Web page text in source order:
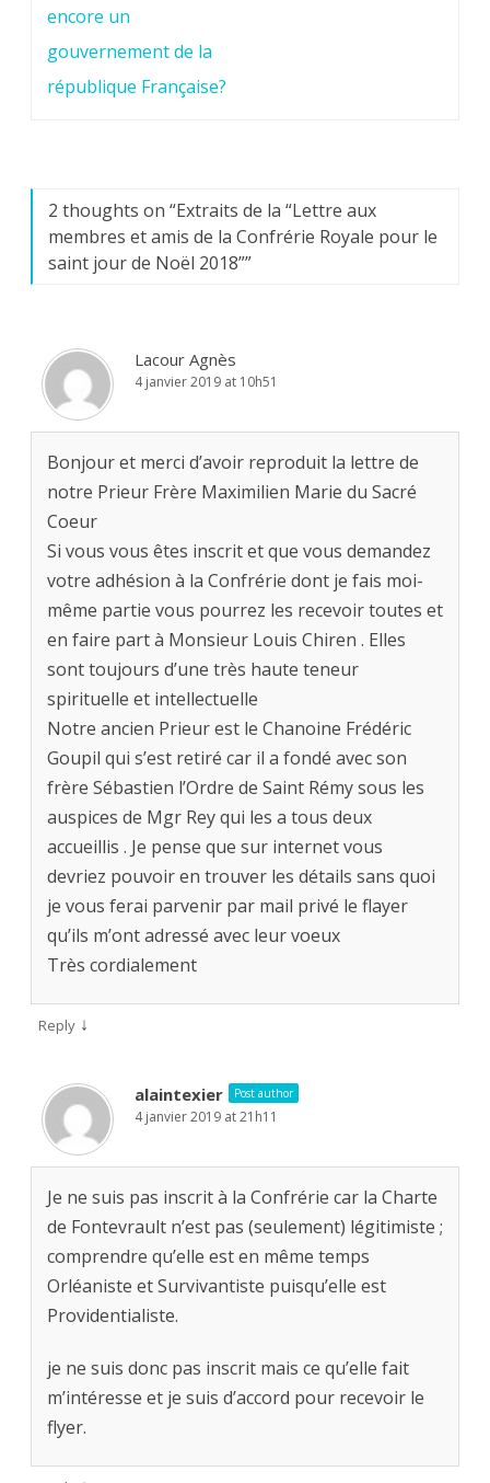
encore un
gouvernement de la
république Française?
2 thoughts on “Extraits de la “Lettre aux
membres et amis de la Confrérie Royale pour le
saint jour de Noël 2018””
Lacour Agnès
4 janvier 2019 at 10h51
Bonjour et merci d’avoir reproduit la lettre de
notre Prieur Frère Maximilien Marie du Sacré
Coeur
Si vous vous êtes inscrit et que vous demandez
votre adhésion à la Confrérie dont je fais moi-
même partie vous pourrez les recevoir toutes et
en faire part à Monsieur Louis Chiren . Elles
sont toujours d’une très haute teneur
spirituelle et intellectuelle
Notre ancien Prieur est le Chanoine Frédéric
Goupil qui s’est retiré car il a fondé avec son
frère Sébastien l’Ordre de Saint Rémy sous les
auspices de Mgr Rey qui les a tous deux
accueillis . Je pense que sur internet vous
devriez pouvoir en trouver les détails sans quoi
je vous ferai parvenir par mail privé le flayer
qu’ils m’ont adressé avec leur voeux
Très cordialement
Reply ↓
alaintexier Post author
4 janvier 2019 at 21h11
Je ne suis pas inscrit à la Confrérie car la Charte
de Fontevrault n’est pas (seulement) légitimiste ;
comprendre qu’elle est en même temps
Orléaniste et Survivantiste puisqu’elle est
Providentialiste.
je ne suis donc pas inscrit mais ce qu’elle fait
m’intéresse et je suis d’accord pour recevoir le
flyer.